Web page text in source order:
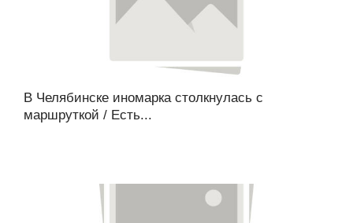
В Челябинске иномарка столкнулась с
маршруткой / Есть...